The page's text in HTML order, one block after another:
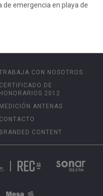
emergencia en playa de
CON NOSOTROS
CERTIFICADO DE
HONORARIOS 2012
MEDICIÓN ANTENAS
CONTACTO
BRANDED CONTENT